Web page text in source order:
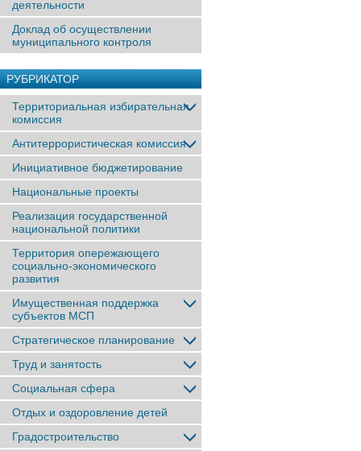
деятельности
Доклад об осуществлении
муниципального контроля
РУБРИКАТОР
Территориальная избирательная
комиссия
Антитеррористическая комиссия
Инициативное бюджетирование
Национальные проекты
Реализация государственной
национальной политики
Территория опережающего
социально-экономического
развития
Имущественная поддержка
субъектов МСП
Стратегическое планирование
Труд и занятость
Социальная сфера
Отдых и оздоровление детей
Градостроительство